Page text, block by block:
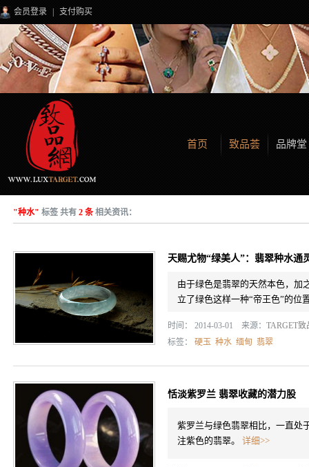
会员登录 支付购买
首页 致品荟 品牌堂
"种水" 标签 共有 2 条相关资讯：
天赐尤物“绿美人”：翡翠种水通
由于绿色是翡翠的天然本色，加
立了绿色这样一种“帝王色”的位
时间： 2014-03-01 来源： TARGET致
标签： 硬玉 种水 缅甸 翡翠
恬淡紫罗兰 翡翠收藏的潜力股
紫罗兰与绿色翡翠相比，一直处
注紫色的翡翠。 详细>>